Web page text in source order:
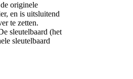
originele
en is uitsluitend
te zetten.
sleutelbaard (het
sleutelbaard